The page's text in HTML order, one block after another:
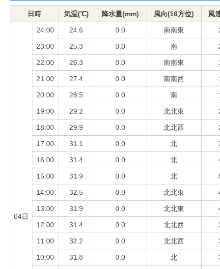
日時 気温(℃) 降水量(mm) 風向(16方位) 風
04日
24:00 24.6 0.0 南南東
23:00 25.3 0.0 南
22:00 26.3 0.0 南南東
21:00 27.4 0.0 南南西
20:00 28.5 0.0 南
19:00 29.2 0.0 北北東
18:00 29.9 0.0 北北西
17:00 31.1 0.0 北
16:00 31.4 0.0 北
15:00 31.9 0.0 北
14:00 32.5 0.0 北北東
13:00 31.9 0.0 北北東
12:00 31.4 0.0 北北西
11:00 32.2 0.0 北北西
10:00 31.8 0.0 北